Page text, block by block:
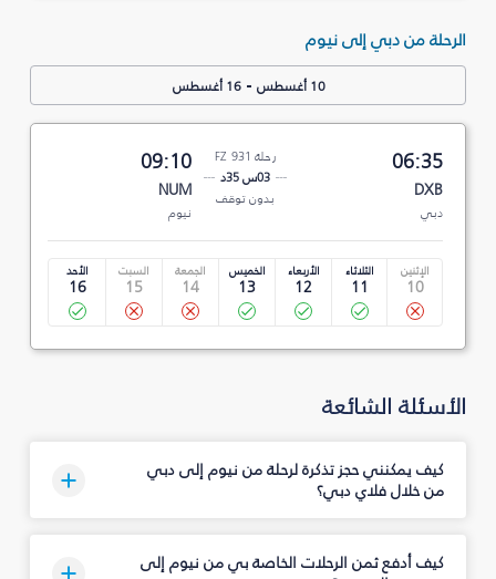
الرحلة من دبي إلى نيوم
10 أغسطس -16 أغسطس
06:35
DXB
دبي
رحلة FZ 931
03س 35د
بدون توقف
09:10
NUM
نيوم
الإثنين
10
الثلاثاء
11
الأربعاء
12
الخميس
13
الجمعة
14
السبت
15
الأحد
16
الأسئلة الشائعة
كيف يمكنني حجز تذكرة لرحلة من نيوم إلى دبي
من خلال فلاي دبي؟
كيف أدفع ثمن الرحلات الخاصة بي من نيوم إلى